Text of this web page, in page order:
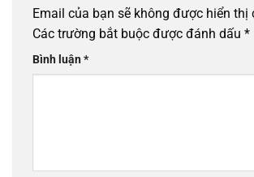
Email của bạn sẽ không được hiển thị
Các trường bắt buộc được đánh dấu *
Bình luận*